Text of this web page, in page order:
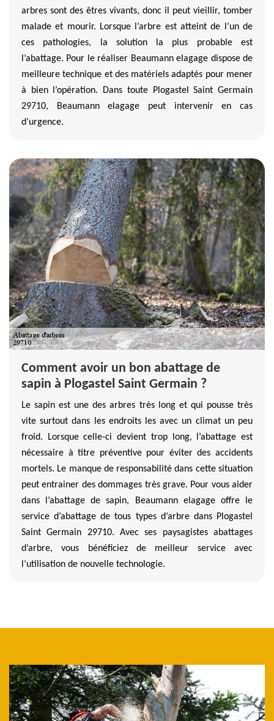
arbres sont des êtres vivants, donc il peut vieillir, tomber
malade et mourir. Lorsque l’arbre est atteint de l’un de
ces pathologies, la solution la plus probable est
l’abattage. Pour le réaliser Beaumann elagage dispose de
meilleure technique et des matériels adaptés pour mener
à bien l’opération. Dans toute Plogastel Saint Germain
29710, Beaumann elagage peut intervenir en cas
d’urgence.
Comment avoir un bon abattage de
sapin à Plogastel Saint Germain ?
Le sapin est une des arbres très long et qui pousse très
vite surtout dans les endroits les avec un climat un peu
froid. Lorsque celle-ci devient trop long, l’abattage est
nécessaire à titre préventive pour éviter des accidents
mortels. Le manque de responsabilité dans cette situation
peut entrainer des dommages très grave. Pour vous aider
dans l’abattage de sapin, Beaumann elagage offre le
service d’abattage de tous types d’arbre dans Plogastel
Saint Germain 29710. Avec ses paysagistes abattages
d’arbre, vous bénéficiez de meilleur service avec
l’utilisation de nouvelle technologie.